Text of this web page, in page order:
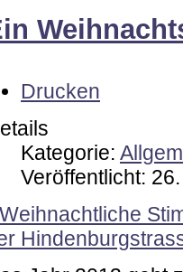
Drucken
Kategorie:
Veröffentlicht: